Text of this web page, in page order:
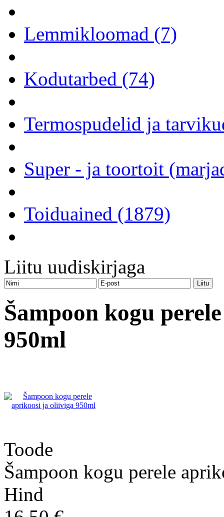
Lemmikloomad (7)
Kodutarbed (74)
Termospudelid ja
Super - ja toortoit
Toiduained (1879)
Liitu uudiskirjaga
Šampoon kogu
950ml
Toode
Šampoon kogu perele
Hind